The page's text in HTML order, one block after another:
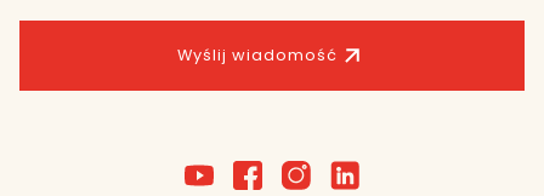
Wyślij wiadomość